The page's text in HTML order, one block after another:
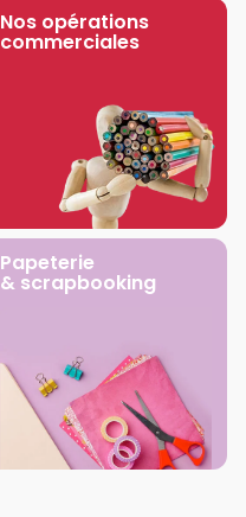
Nos opérations
commerciales
Papeterie
& scrapbooking